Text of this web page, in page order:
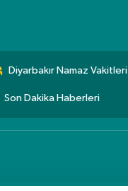
Diyarbakır Namaz Vakitleri
Son Dakika Haberleri